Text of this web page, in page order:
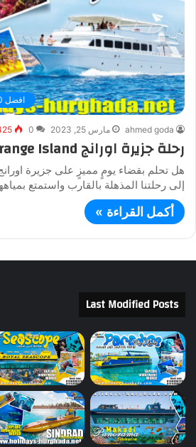
افضل 10 رحلات في مدينة الغردقة
ahmed goda مارس 25, 2023 0
رحلة جزيرة اورانج Orange Island
هل تحلم بقضاء يومٍ مميزٍ على جزيرة
إلى رحلتنا المذهلة بالقارب واستمتع
أكمل القراءة »
Last Modified Posts